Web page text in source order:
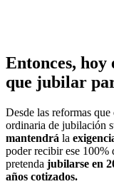
Entonces, hoy
que jubilar
Desde las reformas
ordinaria de jubilación
mantendrá la
poder recibir ese 100%
pretenda jubilarse en
años cotizados.